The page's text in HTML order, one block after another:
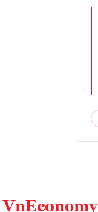
VnEconomy